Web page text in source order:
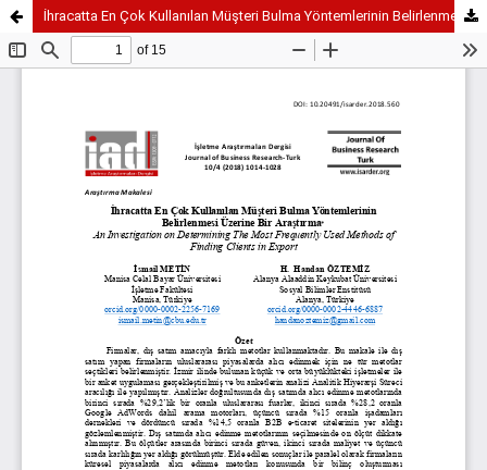
İhracatta En Çok Kullanılan Müşteri Bulma Yöntemlerinin Belirlenmesi Üzerine Bir Araştırma